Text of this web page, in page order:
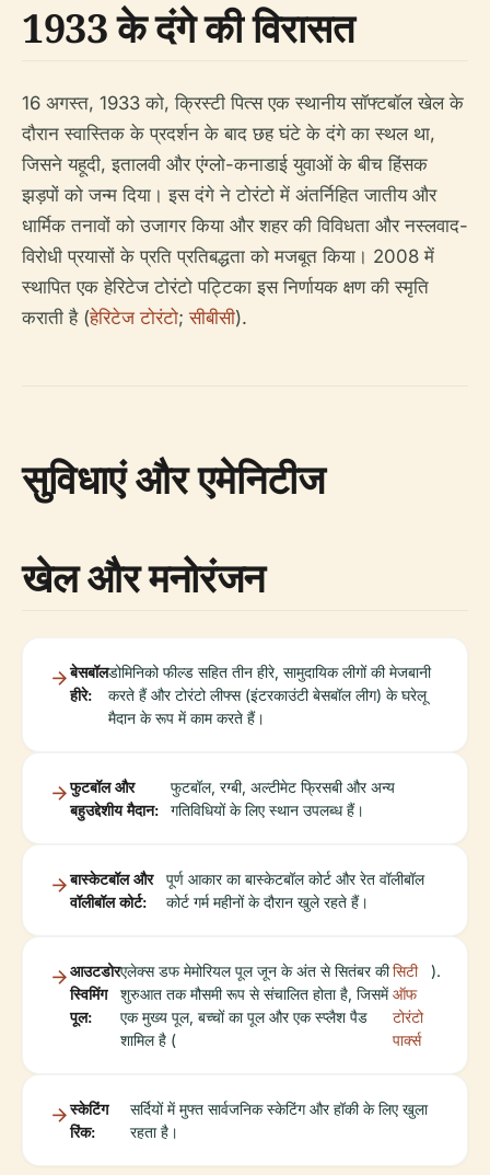
1933 के दंगे की विरासत
16 अगस्त, 1933 को, क्रिस्टी पित्स एक स्थानीय सॉफ्टबॉल खेल के
दौरान स्वास्तिक के प्रदर्शन के बाद छह घंटे के दंगे का स्थल था,
जिसने यहूदी, इतालवी और एंग्लो-कनाडाई युवाओं के बीच हिंसक
झड़पों को जन्म दिया। इस दंगे ने टोरंटो में अंतर्निहित जातीय और
धार्मिक तनावों को उजागर किया और शहर की विविधता और नस्लवाद-
विरोधी प्रयासों के प्रति प्रतिबद्धता को मजबूत किया। 2008 में
स्थापित एक हेरिटेज टोरंटो पट्टिका इस निर्णायक क्षण की स्मृति
कराती है (हेरिटेज टोरंटो;सीबीसी).
सुविधाएं और एमेनिटीज
खेल और मनोरंजन
बेसबॉल
हीरे:
डोमिनिको फील्ड सहित तीन हीरे, सामुदायिक लीगों की मेजबानी
करते हैं और टोरंटो लीफ्स (इंटरकाउंटी बेसबॉल लीग) के घरेलू
मैदान के रूप में काम करते हैं।
फुटबॉल और
बहुउद्देशीय मैदान:
फुटबॉल, रग्बी, अल्टीमेट फ्रिसबी और अन्य
गतिविधियों के लिए स्थान उपलब्ध हैं।
बास्केटबॉल और
वॉलीबॉल कोर्ट:
पूर्ण आकार का बास्केटबॉल कोर्ट और रेत वॉलीबॉल
कोर्ट गर्म महीनों के दौरान खुले रहते हैं।
आउटडोर
स्विमिंग
पूल:
एलेक्स डफ मेमोरियल पूल जून के अंत से सितंबर की
शुरुआत तक मौसमी रूप से संचालित होता है, जिसमें
एक मुख्य पूल, बच्चों का पूल और एक स्प्लैश पैड
शामिल है (
सिटी
ऑफ
टोरंटो
पार्क्स
).
स्केटिंग
रिंक:
सर्दियों में मुफ्त सार्वजनिक स्केटिंग और हॉकी के लिए खुला
रहता है।